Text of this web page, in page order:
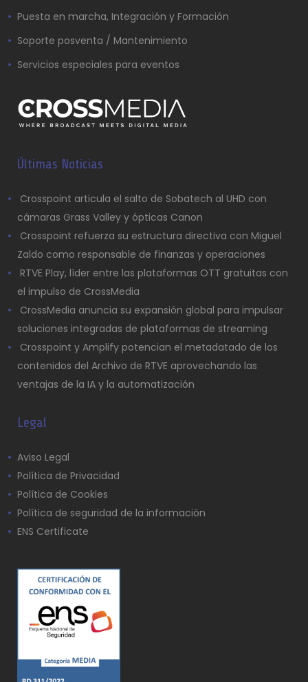
Puesta en marcha, Integración y Formación
Soporte posventa / Mantenimiento
Servicios especiales para eventos
Últimas Noticias
Crosspoint articula el salto de Sobatech al UHD con
cámaras Grass Valley y ópticas Canon
Crosspoint refuerza su estructura directiva con Miguel
Zaldo como responsable de finanzas y operaciones
RTVE Play, líder entre las plataformas OTT gratuitas con
el impulso de CrossMedia
CrossMedia anuncia su expansión global para impulsar
soluciones integradas de plataformas de streaming
Crosspoint y Amplify potencian el metadatado de los
contenidos del Archivo de RTVE aprovechando las
ventajas de la IA y la automatización
Legal
Aviso Legal
Política de Privacidad
Política de Cookies
Política de seguridad de la información
ENS Certificate